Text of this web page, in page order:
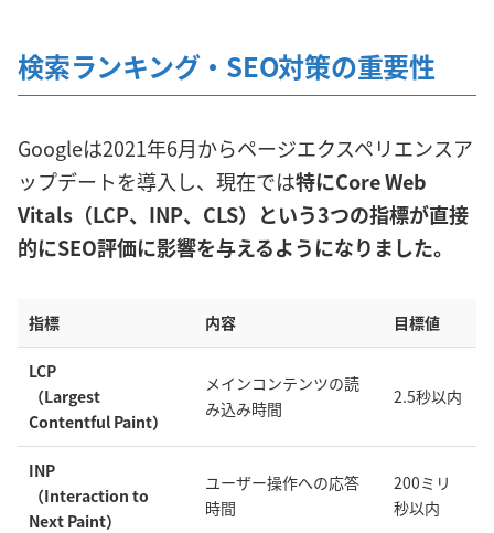
検索ランキング・SEO対策の重要性
Googleは2021年6月からページエクスペリエンスア
ップデートを導入し、現在では特にCore Web
Vitals（LCP、INP、CLS）という3つの指標が直接
的にSEO評価に影響を与えるようになりました。
指標 内容 目標値
LCP
（Largest
Contentful Paint）
メインコンテンツの読
み込み時間
2.5秒以内
INP
（Interaction to
Next Paint）
ユーザー操作への応答
時間
200ミリ
秒以内